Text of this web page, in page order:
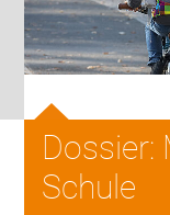
Dossier:
Schule